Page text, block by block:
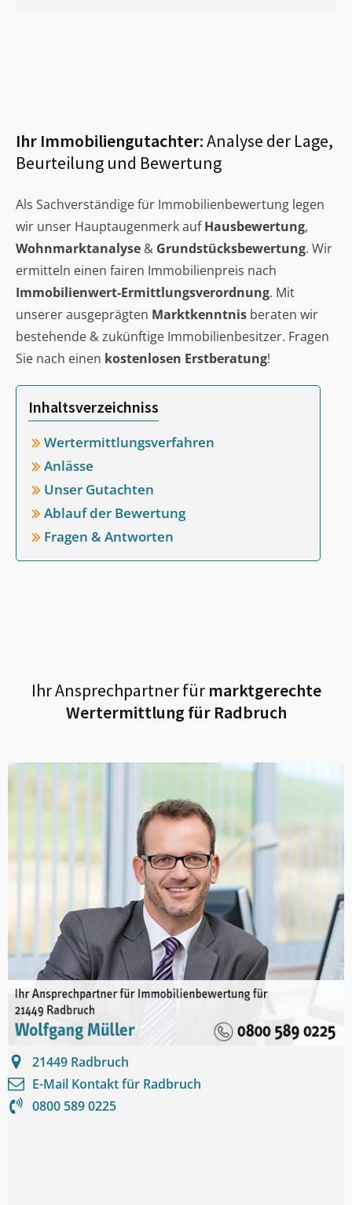
Ihr Immobiliengutachter:Analyse der Lage,
Beurteilung und Bewertung
Als Sachverständige für Immobilienbewertung legen
wir unser Hauptaugenmerk aufHausbewertung,
Wohnmarktanalyse & Grundstücksbewertung. Wir
ermitteln einen fairen Immobilienpreis nach
Immobilienwert-Ermittlungsverordnung. Mit
unserer ausgeprägten Marktkenntnis beraten wir
bestehende & zukünftige Immobilienbesitzer. Fragen
Sie nach einen kostenlosen Erstberatung!
Inhaltsverzeichniss
Wertermittlungsverfahren
Anlässe
Unser Gutachten
Ablauf der Bewertung
Fragen & Antworten
Ihr Ansprechpartner fürmarktgerechte
Wertermittlung für Radbruch
21449 Radbruch
E-Mail Kontakt für Radbruch
0800 589 0225